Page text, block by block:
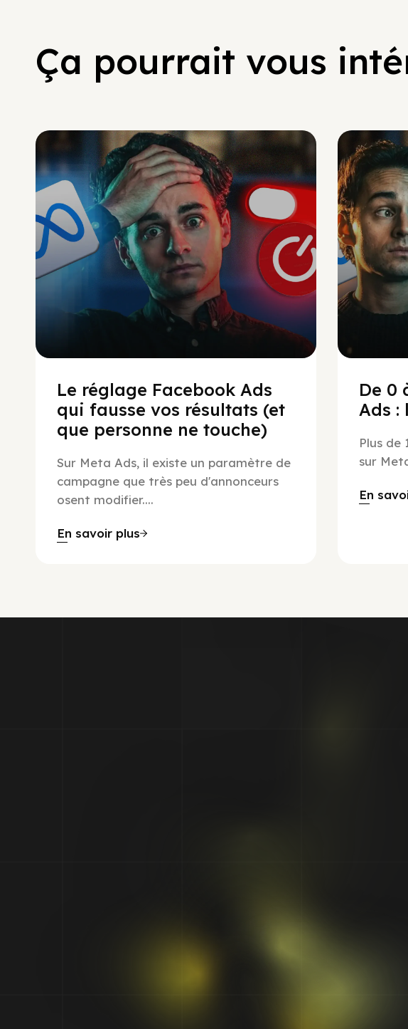
Ça pourrait vous
Social Scaling
Le réglage Facebook Ads
qui fausse vos résultats (et
que personne ne touche)
Sur Meta Ads, il existe un paramètre de
campagne que très peu d'annonceurs
osent modifier....
En savoir plus
De 0
Ads :
Plus de
sur
En